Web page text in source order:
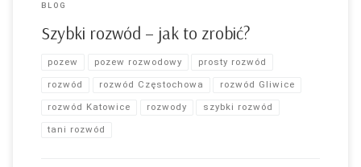
BLOG
Szybki rozwód – jak to zrobić?
pozew pozew rozwodowy prosty rozwód
rozwód rozwód Częstochowa rozwód Gliwice
rozwód Katowice rozwody szybki rozwód
tani rozwód